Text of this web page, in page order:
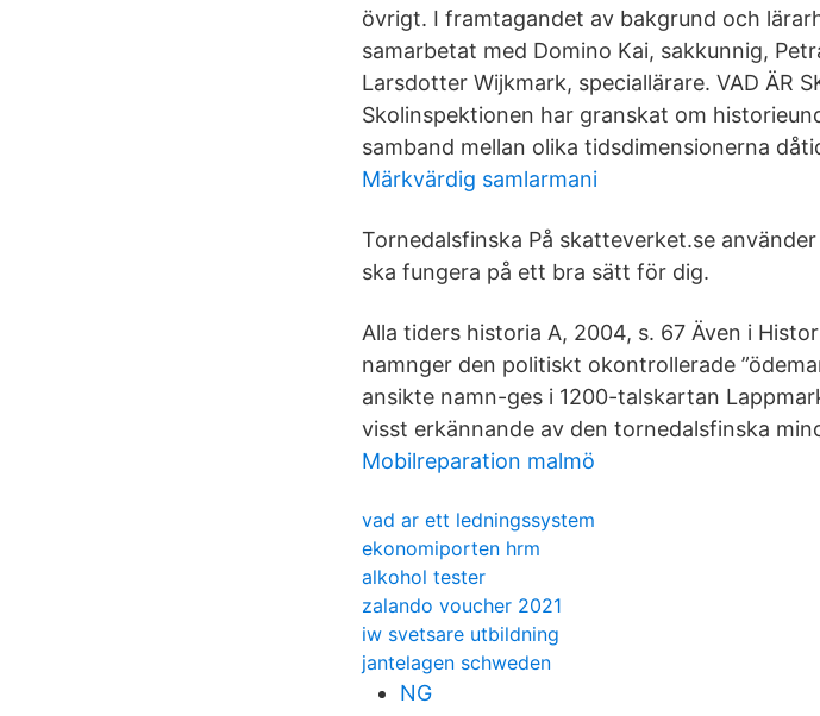
övrigt. I framtagandet av bakgrund och
samarbetat med Domino Kai, sakkunnig,
Larsdotter Wijkmark, speciallärare. VAD ÄR
Skolinspektionen har granskat om
samband mellan olika tidsdimensionerna
Märkvärdig samlarmani
Tornedalsfinska På skatteverket.se
ska fungera på ett bra sätt för dig.
Alla tiders historia A, 2004, s. 67 Även i
namnger den politiskt okontrollerade
ansikte namn-ges i 1200-talskartan
visst erkännande av den tornedalsfinska
Mobilreparation malmö
vad ar ett ledningssystem
ekonomiporten hrm
alkohol tester
zalando voucher 2021
iw svetsare utbildning
jantelagen schweden
NG